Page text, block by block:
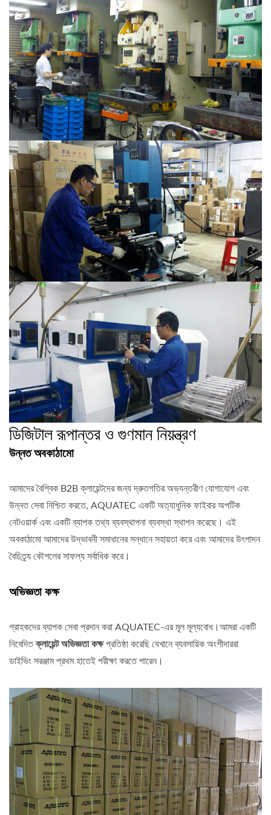
ডিজিটাল রূপান্তর ও গুণমান নিয়ন্ত্রণ
উন্নত অবকাঠামো
আমাদের বৈশ্বিক B2B ক্লায়েন্টদের জন্য দ্রুতগতির অভ্যন্তরীণ যোগাযোগ এবং
উন্নত সেবা নিশ্চিত করতে, AQUATEC একটি অত্যাধুনিক ফাইবার অপটিক
নেটওয়ার্ক এবং একটি ব্যাপক তথ্য ব্যবস্থাপনা ব্যবস্থা স্থাপন করেছে। এই
অবকাঠামো আমাদের উদ্ভাবনী সমাধানের সন্ধানে সহায়তা করে এবং আমাদের উৎপাদন
বৈচিত্র্য কৌশলের সাফল্য সর্বাধিক করে।
অভিজ্ঞতা কক্ষ
গ্রাহকদের ব্যাপক সেবা প্রদান করা AQUATEC-এর মূল মূল্যবোধ।আমরা একটি
নিবেদিতক্লায়েন্ট অভিজ্ঞতা কক্ষপ্রতিষ্ঠা করেছি যেখানে ব্যবসায়িক অংশীদাররা
ডাইভিং সরঞ্জাম প্রথম হাতেই পরীক্ষা করতে পারেন।